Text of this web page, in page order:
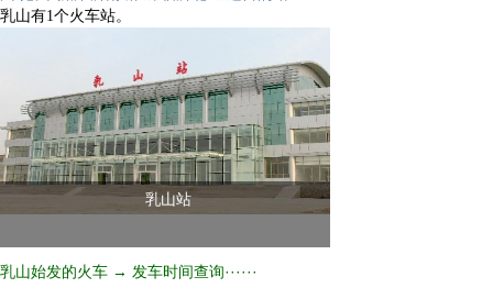
乳山有1个火车站。
乳山站
乳山始发的火车 → 发车时间查询······